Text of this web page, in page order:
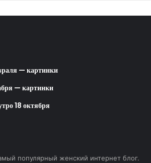
на форум:
настроения.
на сайт и блог:
— картинки
— картинки
18 октября
популярный женский интернет блог.